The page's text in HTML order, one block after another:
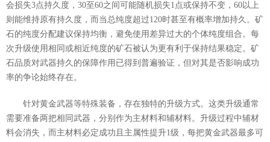
会损失3点持久度，30至60之间可能随机损失1点或保持不变，60以上
则能维持原有持久度，而当总纯度超过120时甚至有概率增加持久。矿
石的纯度分配建议保持均衡，避免使用差异过大的个体纯度组合。每
次升级使用相同或相近纯度的矿石被认为更有利于保持结果稳定。矿
石品质对武器持久的保障作用已得到普遍验证，但对其是否影响成功
率的争论始终存在。
针对黄金武器等特殊装备，存在独特的升级方式。这类升级通常
需要准备两把相同武器，分别作为主材料和辅材料。升级过程中辅材
料会消失，而主材料必定成功且主属性提升1级，每把黄金武器最多可